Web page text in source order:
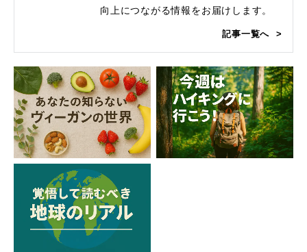
向上につながる情報をお届けします。
記事一覧へ